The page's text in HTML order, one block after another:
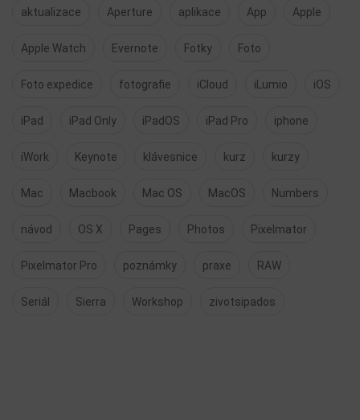
aktualizace Aperture aplikace App Apple
Apple Watch Evernote Fotky Foto
Foto expedice fotografie iCloud iLumio iOS
iPad iPad Only iPadOS iPad Pro iphone
iWork Keynote klávesnice kurz kurzy
Mac Macbook Mac OS MacOS Numbers
návod OS X Pages Photos Pixelmator
Pixelmator Pro poznámky praxe RAW
Seriál Sierra Workshop zivotsipados